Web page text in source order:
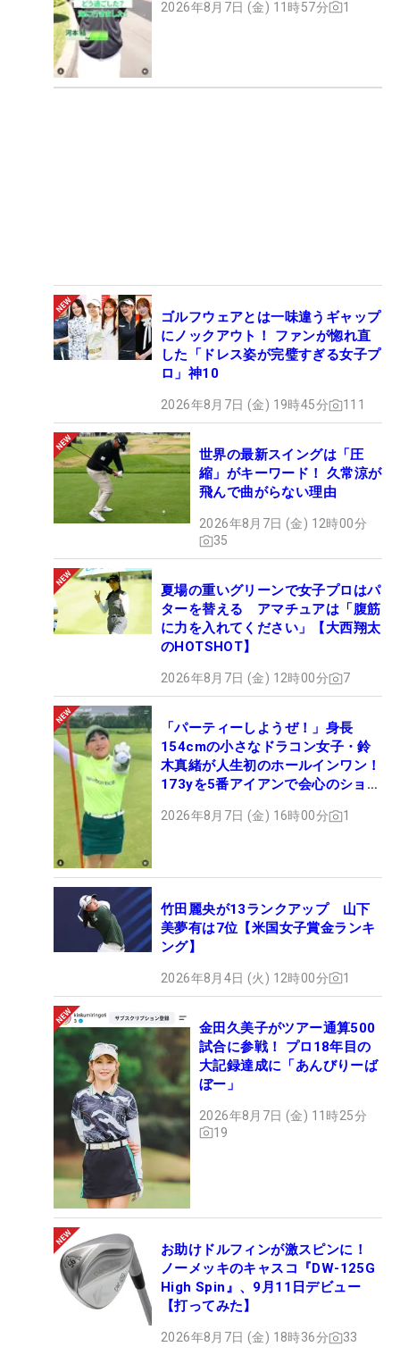
2026年8月7日 (金) 11時57分 1
ゴルフウェアとは一味違うギャップ
にノックアウト！ ファンが惚れ直
した「ドレス姿が完璧すぎる女子プ
ロ」神10
2026年8月7日 (金) 19時45分 111
世界の最新スイングは「圧
縮」がキーワード！ 久常涼が
飛んで曲がらない理由
2026年8月7日 (金) 12時00分
35
夏場の重いグリーンで女子プロはパ
ターを替える アマチュアは「腹筋
に力を入れてください」【大西翔太
のHOTSHOT】
2026年8月7日 (金) 12時00分 7
「パーティーしようぜ！」身長
154cmの小さなドラコン女子・鈴
木真緒が人生初のホールインワン！
173yを5番アイアンで会心のショッ
2026年8月7日 (金) 16時00分 1
竹田麗央が13ランクアップ 山下
美夢有は7位【米国女子賞金ランキ
ング】
2026年8月4日 (火) 12時00分 1
金田久美子がツアー通算500
試合に参戦！ プロ18年目の
大記録達成に「あんびりーば
ぼー」
2026年8月7日 (金) 11時25分
19
お助けドルフィンが激スピンに！
ノーメッキのキャスコ『DW-125G
High Spin』、9月11日デビュー
【打ってみた】
2026年8月7日 (金) 18時36分 33